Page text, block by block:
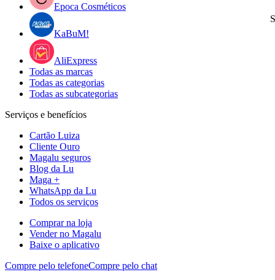
Epoca Cosméticos
KaBuM!
AliExpress
Todas as marcas
Todas as categorias
Todas as subcategorias
Serviços e benefícios
Cartão Luiza
Cliente Ouro
Magalu seguros
Blog da Lu
Maga +
WhatsApp da Lu
Todos os serviços
Comprar na loja
Vender no Magalu
Baixe o aplicativo
Compre pelo telefoneCompre pelo chat